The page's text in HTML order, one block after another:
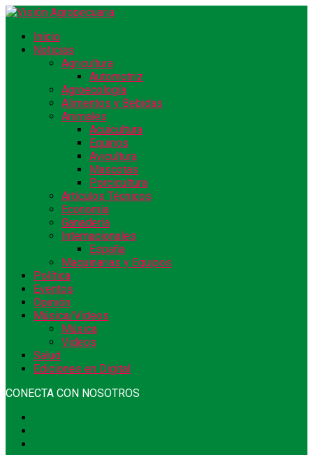
Inicio
Noticias
Agricultura
Automotriz
Agroecología
Alimentos y Bebidas
Animales
Acuicultura
Equinos
Avicultura
Mascotas
Porcicultura
Artículos Técnicos
Economía
Ganadería
Internacionales
España
Maquinarias y Equipos
Política
Eventos
Opinión
Música/Videos
Música
Videos
Salud
Ediciones en Digital
CONECTA CON NOSOTROS